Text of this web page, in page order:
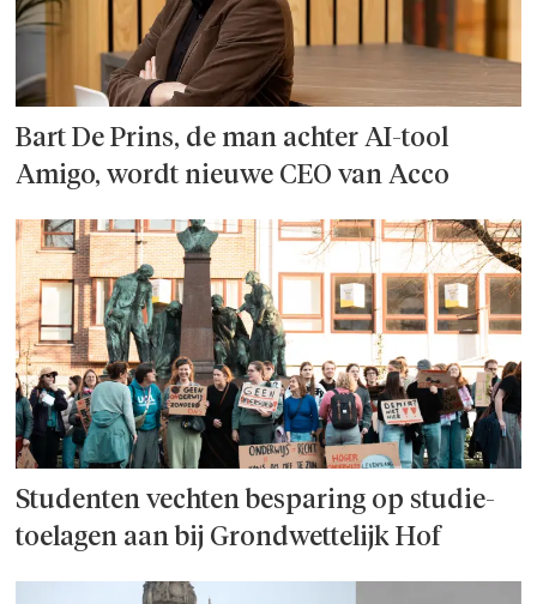
Bart De Prins, de man achter AI-tool
Amigo, wordt nieuwe CEO van Acco
Studenten vechten besparing op studie­
toelagen aan bij Grondwettelijk Hof